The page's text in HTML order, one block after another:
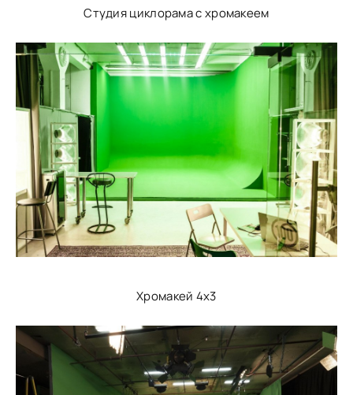
Студия циклорама с хромакеем
Хромакей 4х3